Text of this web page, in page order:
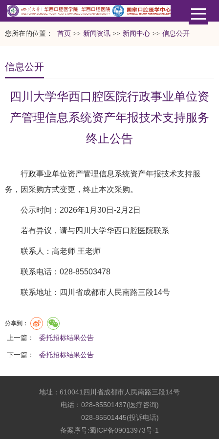
您所在的位置： 首页 >> 新闻资讯 >> 新闻中心 >> 信息公开
信息公开
四川大学华西口腔医院行政事业单位资
产管理信息系统资产年报技术支持服务
终止公告
行政事业单位资产管理信息系统资产年报技术支持服
务，因采购方式变更，终止本次采购。
公示时间：2026年1月30日-2月2日
若有异议，请与四川大学华西口腔医院联系
联系人：高老师 王老师
联系电话：028-85503478
联系地址：四川省成都市人民南路三段14号
分享到：
上一篇： 委托招标结果公告
下一篇： 委托招标结果公告
地址：610041四川省成都市人民南路三段14号
电话：028-85501437(医疗咨询)
028-85501445(投诉电话)
备案序号:蜀ICP备09013973号-1